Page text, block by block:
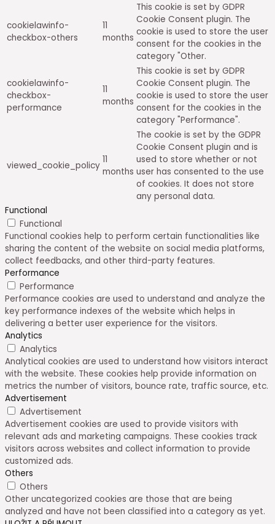
cookielawinfo-
checkbox-others
11
months
This cookie is set by GDPR
Cookie Consent plugin. The
cookie is used to store the user
consent for the cookies in the
category "Other.
cookielawinfo-
checkbox-
performance
11
months
This cookie is set by GDPR
Cookie Consent plugin. The
cookie is used to store the user
consent for the cookies in the
category "Performance".
viewed_cookie_policy
11
months
The cookie is set by the GDPR
Cookie Consent plugin and is
used to store whether or not
user has consented to the use
of cookies. It does not store
any personal data.
Functional
Functional
Functional cookies help to perform certain functionalities like
sharing the content of the website on social media platforms,
collect feedbacks, and other third-party features.
Performance
Performance
Performance cookies are used to understand and analyze the
key performance indexes of the website which helps in
delivering a better user experience for the visitors.
Analytics
Analytics
Analytical cookies are used to understand how visitors interact
with the website. These cookies help provide information on
metrics the number of visitors, bounce rate, traffic source, etc.
Advertisement
Advertisement
Advertisement cookies are used to provide visitors with
relevant ads and marketing campaigns. These cookies track
visitors across websites and collect information to provide
customized ads.
Others
Others
Other uncategorized cookies are those that are being
analyzed and have not been classified into a category as yet.